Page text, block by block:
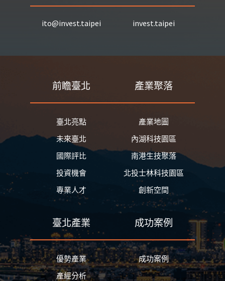
ito@invest.taipei invest.taipei
前瞻臺北
臺北亮點
未來臺北
國際評比
投資機會
專業人才
產業聚落
產業地圖
內湖科技園區
南港生技聚落
北投士林科技園區
創新空間
臺北產業
優勢產業
產經分析
成功案例
成功案例